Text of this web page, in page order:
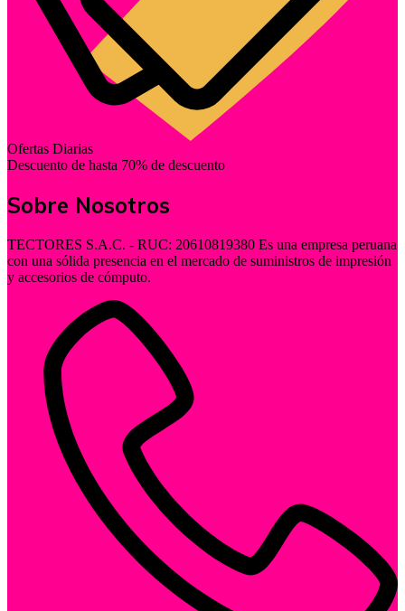
Ofertas Diarias
Descuento de hasta 70% de descuento
Sobre Nosotros
TECTORES S.A.C. - RUC: 20610819380 Es una empresa peruana
con una sólida presencia en el mercado de suministros de impresión
y accesorios de cómputo.